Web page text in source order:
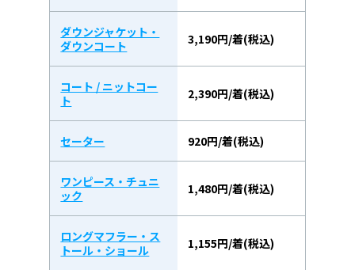
ダウンジャケット・
ダウンコート
3,190円/着(税込)
コート / ニットコー
ト
2,390円/着(税込)
セーター 920円/着(税込)
ワンピース・チュニ
ック
1,480円/着(税込)
ロングマフラー・ス
トール・ショール
1,155円/着(税込)